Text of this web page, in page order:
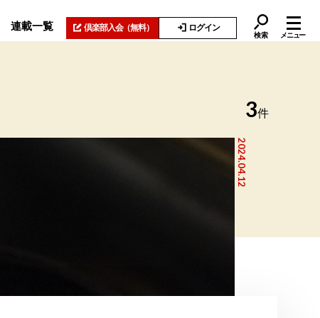
連載一覧 倶楽部入会（無料） ログイン
検索 メニュー
3件
2024.04.12